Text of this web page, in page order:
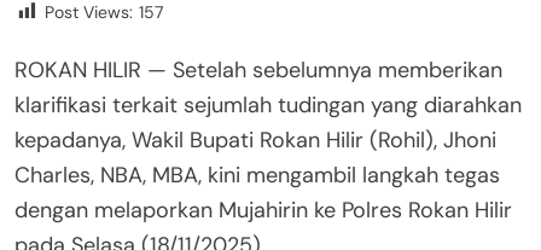
Post Views: 157
ROKAN HILIR — Setelah sebelumnya memberikan
klarifikasi terkait sejumlah tudingan yang diarahkan
kepadanya, Wakil Bupati Rokan Hilir (Rohil), Jhoni
Charles, NBA, MBA, kini mengambil langkah tegas
dengan melaporkan Mujahirin ke Polres Rokan Hilir